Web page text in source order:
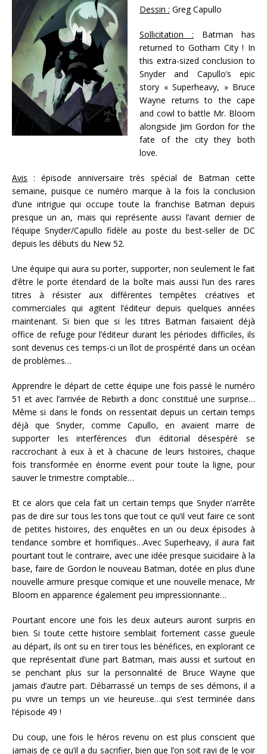
Dessin : Greg Capullo
Sollicitation : Batman has
returned to Gotham City ! In
this extra-sized conclusion to
Snyder and Capullo’s epic
story « Superheavy, » Bruce
Wayne returns to the cape
and cowl to battle Mr. Bloom
alongside Jim Gordon for the
fate of the city they both
love.
Avis : épisode anniversaire très spécial de Batman cette
semaine, puisque ce numéro marque à la fois la conclusion
d’une intrigue qui occupe toute la franchise Batman depuis
presque un an, mais qui représente aussi l’avant dernier de
l’équipe Snyder/Capullo fidèle au poste du best-seller de DC
depuis les débuts du New 52.
Une équipe qui aura su porter, supporter, non seulement le fait
d’être le porte étendard de la boîte mais aussi l’un des rares
titres à résister aux différentes tempêtes créatives et
commerciales qui agitent l’éditeur depuis quelques années
maintenant. Si bien que si les titres Batman faisaient déjà
office de refuge pour l’éditeur durant les périodes difficiles, ils
sont devenus ces temps-ci un îlot de prospérité dans un océan
de problèmes…
Apprendre le départ de cette équipe une fois passé le numéro
51 et avec l’arrivée de Rebirth a donc constitué une surprise…
Même si dans le fonds on ressentait depuis un certain temps
déjà que Snyder, comme Capullo, en avaient marre de
supporter les interférences d’un éditorial désespéré se
raccrochant à eux à et à chacune de leurs histoires, chaque
fois transformée en énorme event pour toute la ligne, pour
sauver le trimestre comptable…
Et ce alors que cela fait un certain temps que Snyder n’arrête
pas de dire sur tous les tons que tout ce qu’il veut faire ce sont
de petites histoires, des enquêtes en un ou deux épisodes à
tendance sombre et horrifiques…Avec Superheavy, il aura fait
pourtant tout le contraire, avec une idée presque suicidaire à la
base, faire de Gordon le nouveau Batman, dotée en plus d’une
nouvelle armure presque comique et une nouvelle menace, Mr
Bloom en apparence également peu impressionnante…
Pourtant encore une fois les deux auteurs auront surpris en
bien. Si toute cette histoire semblait fortement casse gueule
au départ, ils ont su en tirer tous les bénéfices, en explorant ce
que représentait d’une part Batman, mais aussi et surtout en
se penchant plus sur la personnalité de Bruce Wayne que
jamais d’autre part. Débarrassé un temps de ses démons, il a
pu vivre un temps un vie heureuse…qui s’est terminée dans
l’épisode 49 !
Du coup, une fois le héros revenu on est plus conscient que
jamais de ce qu’il a du sacrifier, bien que l’on soit ravi de le voir